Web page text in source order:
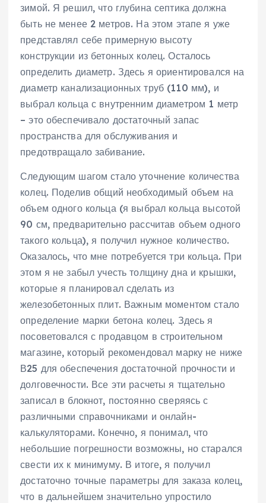
зимой. Я решил‚ что глубина септика должна
быть не менее 2 метров. На этом этапе я уже
представлял себе примерную высоту
конструкции из бетонных колец. Осталось
определить диаметр. Здесь я ориентировался на
диаметр канализационных труб (110 мм)‚ и
выбрал кольца с внутренним диаметром 1 метр
– это обеспечивало достаточный запас
пространства для обслуживания и
предотвращало забивание.
Следующим шагом стало уточнение количества
колец. Поделив общий необходимый объем на
объем одного кольца (я выбрал кольца высотой
90 см‚ предварительно рассчитав объем одного
такого кольца)‚ я получил нужное количество.
Оказалось‚ что мне потребуется три кольца. При
этом я не забыл учесть толщину дна и крышки‚
которые я планировал сделать из
железобетонных плит. Важным моментом стало
определение марки бетона колец. Здесь я
посоветовался с продавцом в строительном
магазине‚ который рекомендовал марку не ниже
В25 для обеспечения достаточной прочности и
долговечности. Все эти расчеты я тщательно
записал в блокнот‚ постоянно сверяясь с
различными справочниками и онлайн-
калькуляторами. Конечно‚ я понимал‚ что
небольшие погрешности возможны‚ но старался
свести их к минимуму. В итоге‚ я получил
достаточно точные параметры для заказа колец‚
что в дальнейшем значительно упростило